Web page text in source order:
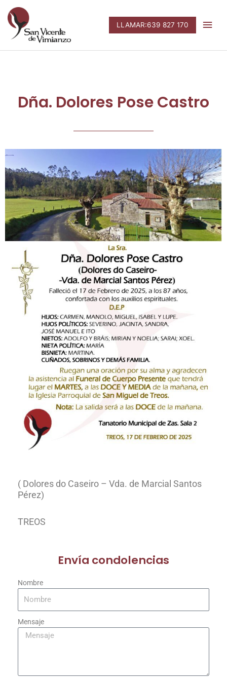
contenido
LLAMAR:639 827 170
Dña. Dolores Pose Castro
( Dolores do Caseiro – Vda. de Marcial Santos
Pérez)
TREOS
Envía condolencias
Nombre
Mensaje